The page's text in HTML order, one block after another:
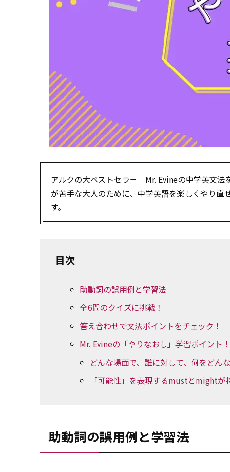
アルクの大ベストセラー『Mr. Evineの中学英文
が苦手な大人のために、中学英語を楽しくやり直
す。
目次
助動詞の誤用例と学習法
全6問のクイズに挑戦！
答え合わせで文法ポイントをチェック！
Mr. Evineの「やりなおし」学習ポイント！
どんな場面で、誰に対して、何をどん
「可能性」を表現するmustとmightが
助動詞の誤用例と学習法